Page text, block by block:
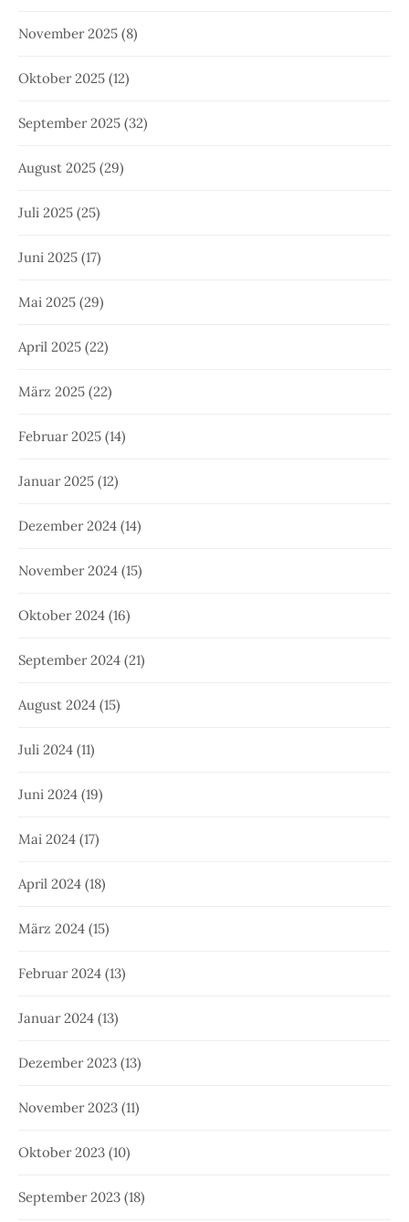
November 2025 (8)
Oktober 2025 (12)
September 2025 (32)
August 2025 (29)
Juli 2025 (25)
Juni 2025 (17)
Mai 2025 (29)
April 2025 (22)
März 2025 (22)
Februar 2025 (14)
Januar 2025 (12)
Dezember 2024 (14)
November 2024 (15)
Oktober 2024 (16)
September 2024 (21)
August 2024 (15)
Juli 2024 (11)
Juni 2024 (19)
Mai 2024 (17)
April 2024 (18)
März 2024 (15)
Februar 2024 (13)
Januar 2024 (13)
Dezember 2023 (13)
November 2023 (11)
Oktober 2023 (10)
September 2023 (18)